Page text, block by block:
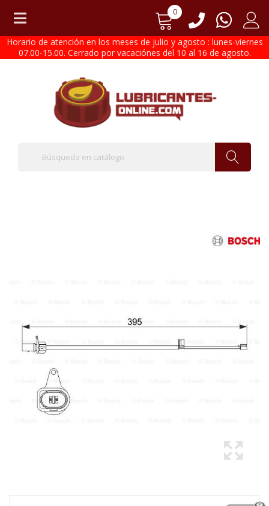
0
Horario de atención en los meses de julio y agosto : lunes-viernes
07.00-15.00. Cerrado por vacaciónes del 10 al 16 de agosto.